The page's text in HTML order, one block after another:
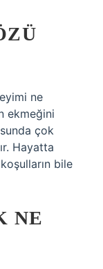
ne
ekmeğini
çok
Hayatta
bile
NE